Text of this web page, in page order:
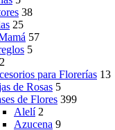
38
25
57
5
para Florerías 13
de Rosas 5
de Flores 399
Alelí 2
Azucena 9